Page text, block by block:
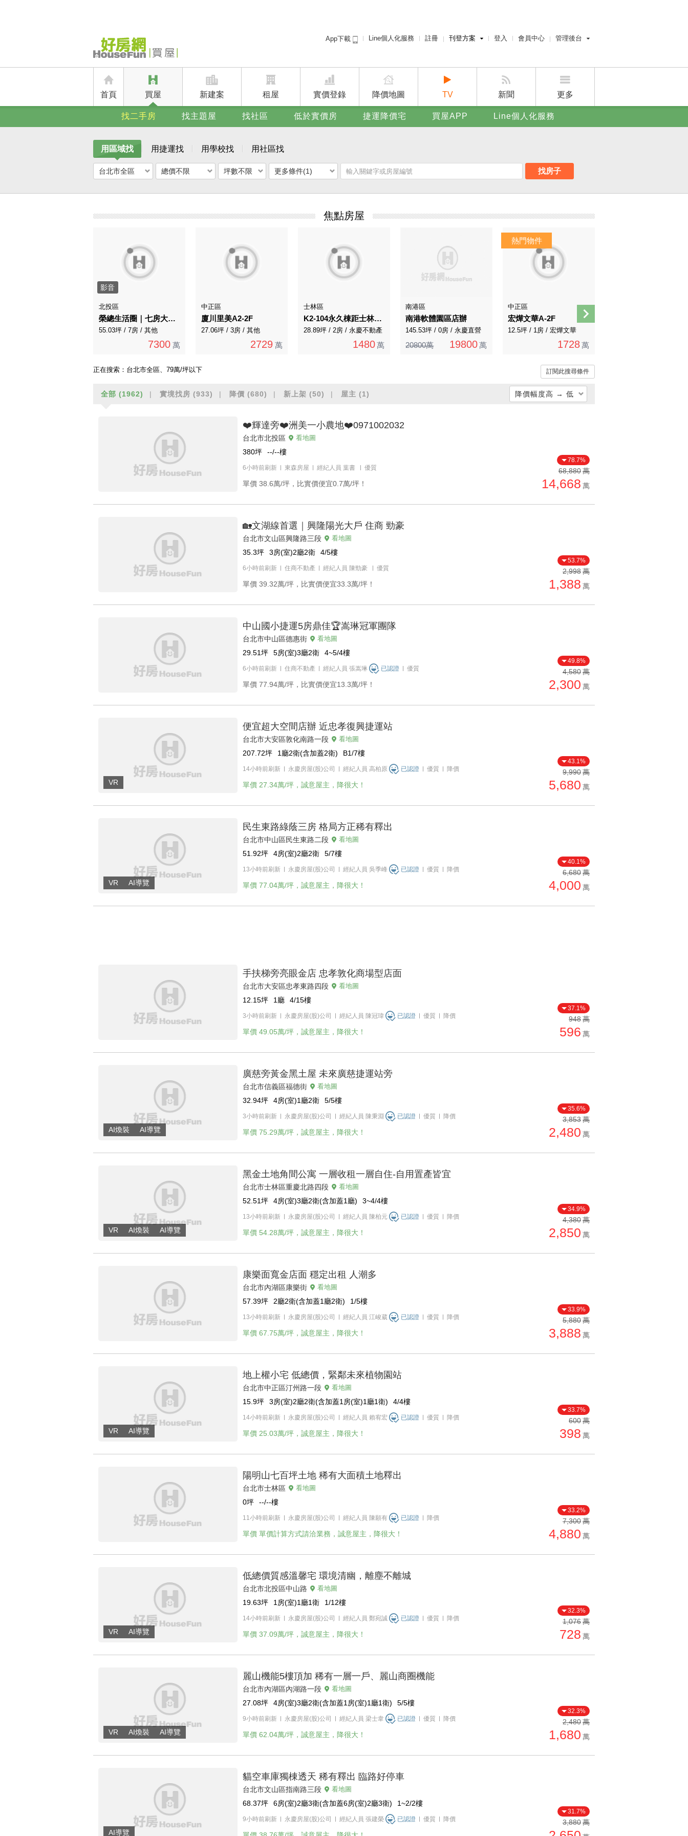
App下載 Line個人化服務 註冊 刊登方案
賣屋刊登
廣告刊登
登入 會員中心 管理後台
屋主管理後台
首頁 買屋 新建案 租屋 實價登錄 降價地圖 TV 新聞 更多
賣屋刊登
找二手房 找主題屋 找社區 低於實價房 捷運降價宅 買屋APP Line個人化服務
用區域找 用捷運找 用學校找 用社區找
台北市全區 總價不限 坪數不限 更多條件(1) 找房子
焦點房屋
影音
北投區
榮總生活圈｜七房大空間透天厝 近唭哩岸捷運站
55.03坪 / 7房 / 其他
7300 萬
中正區
廈川里美A2-2F
27.06坪 / 3房 / 其他
2729 萬
士林區
K2-104永久棟距士林葫蘆堵邊間一手公寓
28.89坪 / 2房 / 永慶不動產
1480 萬
南港區
南港軟體園區店辦
145.53坪 / 0房 / 永慶直營
20800萬 19800 萬
中正區
宏燁文華A-2F
12.5坪 / 1房 / 宏燁文華
1728 萬
正在搜索： 台北市全區、79萬/坪以下 訂閱此搜尋條件
全部 (1962) 實境找房 (933) 降價 (680) 新上架 (50) 屋主 (1) 降價幅度高 → 低
單價高 → 低
降價幅度高 → 低
刷新時間舊 → 新
月熱門度高 → 低
❤️輝達旁❤️洲美一小農地❤️0971002032
台北市北投區 看地圖
380坪 --/--樓
6小時前刷新 東森房屋 經紀人員 葉書 優質
單價 38.6萬/坪，比實價便宜0.7萬/坪！
78.7%
68,880萬
14,668 萬
🏡文湖線首選｜興隆陽光大戶 住商 勁豪
台北市文山區興隆路三段 看地圖
35.3坪 3房(室)2廳2衛 4/5樓
6小時前刷新 住商不動產 經紀人員 陳勁豪 優質
單價 39.32萬/坪，比實價便宜33.3萬/坪！
53.7%
2,998萬
1,388 萬
中山國小捷運5房鼎佳🏆嵩琳冠軍團隊
台北市中山區德惠街 看地圖
29.51坪 5房(室)3廳2衛 4~5/4樓
6小時前刷新 住商不動產 經紀人員 張嵩琳 已認證 優質
單價 77.94萬/坪，比實價便宜13.3萬/坪！
49.8%
4,580萬
2,300 萬
便宜超大空間店辦 近忠孝復興捷運站
台北市大安區敦化南路一段 看地圖
207.72坪 1廳2衛(含加蓋2衛) B1/7樓
14小時前刷新 永慶房屋(股)公司 經紀人員 高柏原 已認證 優質 降價
單價 27.34萬/坪，誠意屋主，降很大！
43.1%
9,990萬
5,680 萬
民生東路綠蔭三房 格局方正稀有釋出
台北市中山區民生東路二段 看地圖
51.92坪 4房(室)2廳2衛 5/7樓
13小時前刷新 永慶房屋(股)公司 經紀人員 吳季峰 已認證 優質 降價
單價 77.04萬/坪，誠意屋主，降很大！
40.1%
6,680萬
4,000 萬
手扶梯旁亮眼金店 忠孝敦化商場型店面
台北市大安區忠孝東路四段 看地圖
12.15坪 1廳 4/15樓
3小時前刷新 永慶房屋(股)公司 經紀人員 陳冠瑋 已認證 優質 降價
單價 49.05萬/坪，誠意屋主，降很大！
37.1%
948萬
596 萬
廣慈旁黃金黑土屋 未來廣慈捷運站旁
台北市信義區福德街 看地圖
32.94坪 4房(室)1廳2衛 5/5樓
3小時前刷新 永慶房屋(股)公司 經紀人員 陳秉淵 已認證 優質 降價
單價 75.29萬/坪，誠意屋主，降很大！
35.6%
3,853萬
2,480 萬
黑金土地角間公寓 一層收租一層自住-自用置產皆宜
台北市士林區重慶北路四段 看地圖
52.51坪 4房(室)3廳2衛(含加蓋1廳) 3~4/4樓
13小時前刷新 永慶房屋(股)公司 經紀人員 陳柏元 已認證 優質 降價
單價 54.28萬/坪，誠意屋主，降很大！
34.9%
4,380萬
2,850 萬
康樂面寬金店面 穩定出租 人潮多
台北市內湖區康樂街 看地圖
57.39坪 2廳2衛(含加蓋1廳2衛) 1/5樓
13小時前刷新 永慶房屋(股)公司 經紀人員 江峻葳 已認證 優質 降價
單價 67.75萬/坪，誠意屋主，降很大！
33.9%
5,880萬
3,888 萬
地上權小宅 低總價，緊鄰未來植物園站
台北市中正區汀州路一段 看地圖
15.9坪 3房(室)2廳2衛(含加蓋1房(室)1廳1衛) 4/4樓
14小時前刷新 永慶房屋(股)公司 經紀人員 賴宥宏 已認證 優質 降價
單價 25.03萬/坪，誠意屋主，降很大！
33.7%
600萬
398 萬
陽明山七百坪土地 稀有大面積土地釋出
台北市士林區 看地圖
0坪 --/--樓
11小時前刷新 永慶房屋(股)公司 經紀人員 陳願有 已認證 降價
單價 單價計算方式請洽業務，誠意屋主，降很大！
33.2%
7,300萬
4,880 萬
低總價質感溫馨宅 環境清幽，離塵不離城
台北市北投區中山路 看地圖
19.63坪 1房(室)1廳1衛 1/12樓
14小時前刷新 永慶房屋(股)公司 經紀人員 鄭宛誠 已認證 優質 降價
單價 37.09萬/坪，誠意屋主，降很大！
32.3%
1,076萬
728 萬
麗山機能5樓頂加 稀有一層一戶、麗山商圈機能
台北市內湖區內湖路一段 看地圖
27.08坪 4房(室)3廳2衛(含加蓋1房(室)1廳1衛) 5/5樓
9小時前刷新 永慶房屋(股)公司 經紀人員 梁士韋 已認證 優質 降價
單價 62.04萬/坪，誠意屋主，降很大！
32.3%
2,480萬
1,680 萬
貓空車庫獨棟透天 稀有釋出 臨路好停車
台北市文山區指南路三段 看地圖
68.37坪 6房(室)2廳3衛(含加蓋6房(室)2廳3衛) 1~2/2樓
9小時前刷新 永慶房屋(股)公司 經紀人員 張建榮 已認證 優質 降價
31.7%
3,880萬